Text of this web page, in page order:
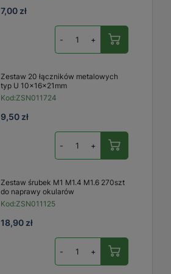
7,00 zł
- +
Zestaw 20 łączników metalowych
typ U 10x16x21mm
Kod:ZSN011724
9,50 zł
- +
Zestaw śrubek M1 M1.4 M1.6 270szt
do naprawy okularów
Kod:ZSN011125
18,90 zł
- +